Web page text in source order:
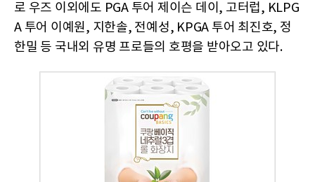
로 우즈 이외에도 PGA 투어 제이슨 데이, 고터럽, KLPG
A 투어 이예원, 지한솔, 전예성, KPGA 투어 최진호, 정
한밀 등 국내외 유명 프로들의 호평을 받아오고 있다.